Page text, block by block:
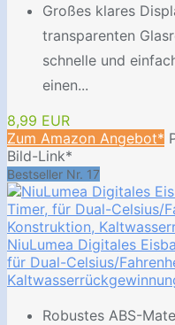
Großes klares
transparenten
schnelle und
einen...
8,99 EUR
Zum Amazon Angebot*
Bild-Link*
Bestseller Nr. 17
NiuLumea Digitales
für Dual-Celsius/
Robustes ABS-